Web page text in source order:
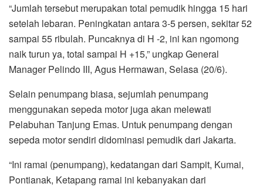
“Jumlah tersebut merupakan total pemudik hingga 15 hari
setelah lebaran. Peningkatan antara 3-5 persen, sekitar 52
sampai 55 ribulah. Puncaknya di H -2, ini kan ngomong
naik turun ya, total sampai H +15,” ungkap General
Manager Pelindo III, Agus Hermawan, Selasa (20/6).
Selain penumpang biasa, sejumlah penumpang
menggunakan sepeda motor juga akan melewati
Pelabuhan Tanjung Emas. Untuk penumpang dengan
sepeda motor sendiri didominasi pemudik dari Jakarta.
“Ini ramai (penumpang), kedatangan dari Sampit, Kumai,
Pontianak, Ketapang ramai ini kebanyakan dari